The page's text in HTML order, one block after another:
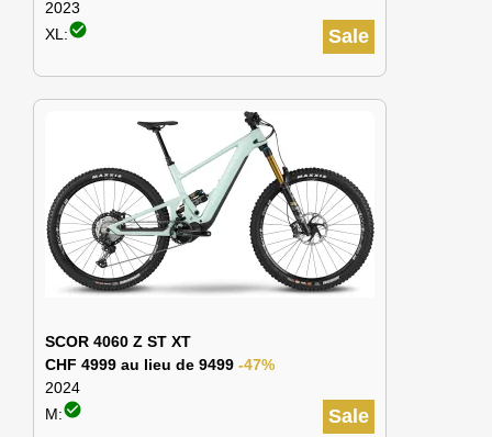
2023
Sale
XL:check_circle
SCOR 4060 Z ST XT
CHF 4999 au lieu de 9499 -47%
2024
Sale
M:check_circle